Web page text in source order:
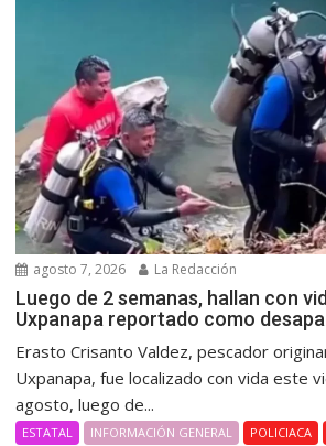
agosto 7, 2026 La Redacción
Luego de 2 semanas, hallan con
Uxpanapa reportado como
Erasto Crisanto Valdez, pescador
Uxpanapa, fue localizado con vida este
agosto, luego de...
ESTATAL INFORMACIÓN GENERAL POLICIACA